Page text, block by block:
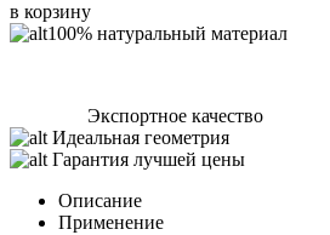
в корзину
100% натуральный материал
Экспортное качество
Идеальная геометрия
Гарантия лучшей цены
Описание
Применение